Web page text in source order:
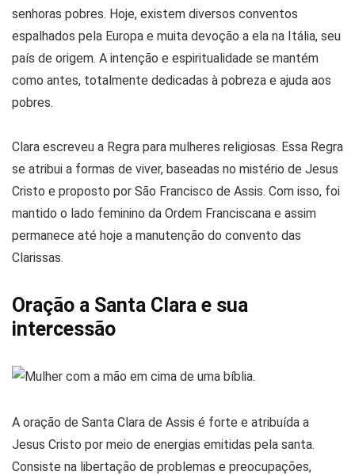
senhoras pobres. Hoje, existem diversos conventos
espalhados pela Europa e muita devoção a ela na Itália, seu
país de origem. A intenção e espiritualidade se mantém
como antes, totalmente dedicadas à pobreza e ajuda aos
pobres.
Clara escreveu a Regra para mulheres religiosas. Essa Regra
se atribui a formas de viver, baseadas no mistério de Jesus
Cristo e proposto por São Francisco de Assis. Com isso, foi
mantido o lado feminino da Ordem Franciscana e assim
permanece até hoje a manutenção do convento das
Clarissas.
Oração a Santa Clara e sua
intercessão
A oração de Santa Clara de Assis é forte e atribuída a
Jesus Cristo por meio de energias emitidas pela santa.
Consiste na libertação de problemas e preocupações,